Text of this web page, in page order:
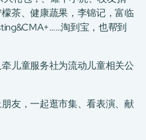
茶、健康蔬果，李锦记，富临
淘到宝，也帮到
儿童服务社为流动儿童相关公
友，一起逛市集、看表演、献